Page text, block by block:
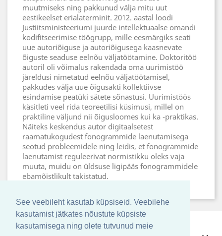
See veebileht kasutab küpsiseid. Veebilehe
kasutamist jätkates nõustute küpsiste
kasutamisega ning olete tutvunud meie
muutmiseks ning pakkunud välja mitu uut
eestikeelset erialaterminit. 2012. aastal loodi
Justiitsministeeriumi juurde intellektuaalse omandi
kodifitseerimise töögrupp, mille eesmärgiks seati
uue autoriõiguse ja autoriõigusega kaasnevate
õiguste seaduse eelnõu väljatöötamine. Doktoritöö
autoril oli võimalus rakendada oma uurimistöö
järeldusi nimetatud eelnõu väljatöötamisel,
pakkudes välja uue õigusakti kollektiivse
esindamise peatüki sätete sõnastusi. Uurimistöös
käsitleti veel rida teoreetilisi küsimusi, millel on
praktiline väljund nii õigusloomes kui ka -praktikas.
Näiteks keskendus autor digitaalsetest
raamatukogudest fonogrammide laenutamisega
seotud probleemidele ning leidis, et fonogrammide
laenutamist reguleerivat normistikku oleks vaja
muuta, muidu on üldsuse ligipääs fonogrammidele
ebamõistlikult takistatud.